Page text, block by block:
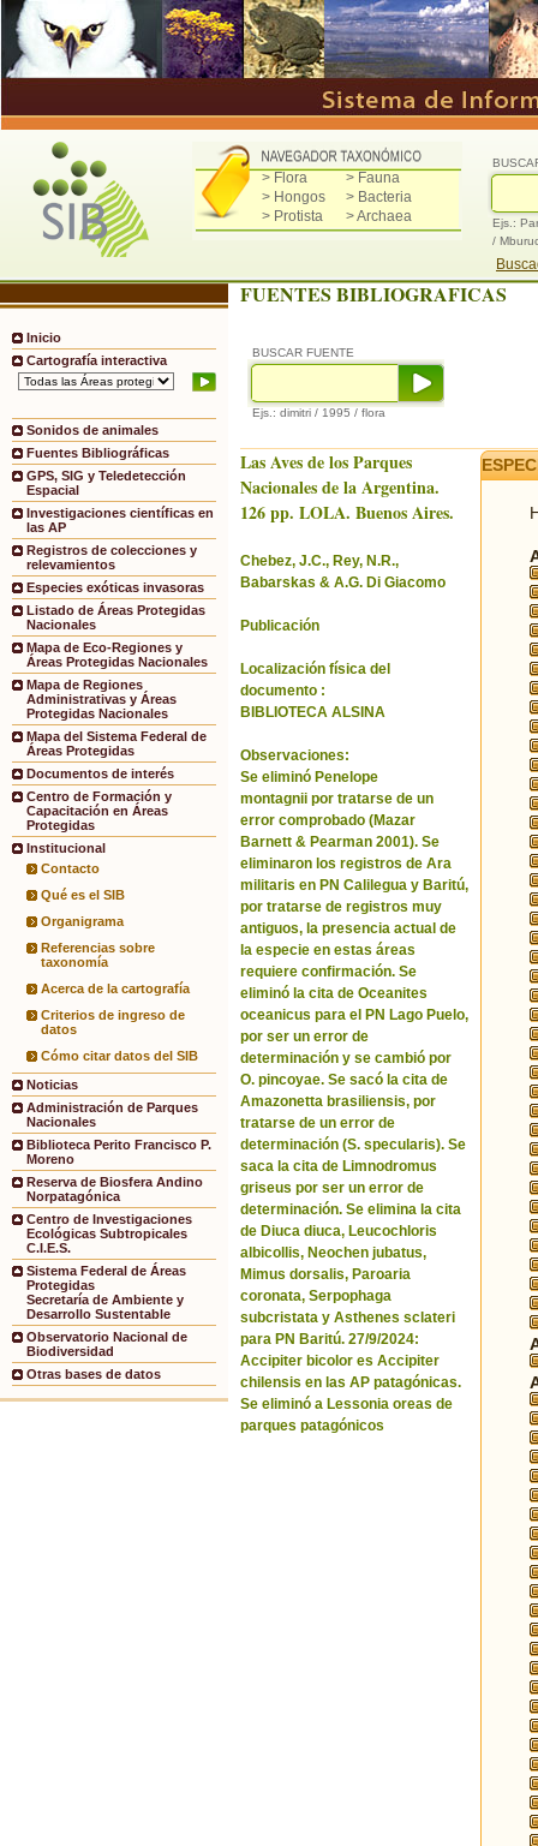
> Flora
> Fauna
> Hongos
> Bacteria
> Protista
> Archaea
Ejs.:
/
Inicio
Cartografía interactiva
Sonidos de animales
Fuentes Bibliográficas
GPS, SIG y Teledetección
Espacial
Investigaciones científicas en
las AP
Registros de colecciones y
relevamientos
Especies exóticas invasoras
Listado de Áreas Protegidas
Nacionales
Mapa de Eco-Regiones y
Áreas Protegidas Nacionales
Mapa de Regiones
Administrativas y Áreas
Protegidas Nacionales
Mapa del Sistema Federal de
Áreas Protegidas
Documentos de interés
Centro de Formación y
Capacitación en Áreas
Protegidas
Institucional
Contacto
Qué es el SIB
Organigrama
Referencias sobre
taxonomía
Acerca de la cartografía
Criterios de ingreso de
datos
Cómo citar datos del SIB
Noticias
Administración de Parques
Nacionales
Biblioteca Perito Francisco P.
Moreno
Reserva de Biosfera Andino
Norpatagónica
Centro de Investigaciones
Ecológicas Subtropicales
C.I.E.S.
Sistema Federal de Áreas
Protegidas
Secretaría de Ambiente y
Desarrollo Sustentable
Observatorio Nacional de
Biodiversidad
Otras bases de datos
FUENTES BIBLIOGRAFICAS
BUSCAR FUENTE
Ejs.: dimitri / 1995 / flora
Las Aves de los Parques
Nacionales de la Argentina.
126 pp. LOLA. Buenos Aires.
Chebez, J.C., Rey, N.R.,
Babarskas & A.G. Di Giacomo
Publicación
Localización física del
documento :
BIBLIOTECA ALSINA
Observaciones:
Se eliminó Penelope
montagnii por tratarse de un
error comprobado (Mazar
Barnett & Pearman 2001). Se
eliminaron los registros de Ara
militaris en PN Calilegua y Baritú,
por tratarse de registros muy
antiguos, la presencia actual de
la especie en estas áreas
requiere confirmación. Se
eliminó la cita de Oceanites
oceanicus para el PN Lago Puelo,
por ser un error de
determinación y se cambió por
O. pincoyae. Se sacó la cita de
Amazonetta brasiliensis, por
tratarse de un error de
determinación (S. specularis). Se
saca la cita de Limnodromus
griseus por ser un error de
determinación. Se elimina la cita
de Diuca diuca, Leucochloris
albicollis, Neochen jubatus,
Mimus dorsalis, Paroaria
coronata, Serpophaga
subcristata y Asthenes sclateri
para PN Baritú. 27/9/2024:
Accipiter bicolor es Accipiter
chilensis en las AP patagónicas.
Se eliminó a Lessonia oreas de
parques patagónicos